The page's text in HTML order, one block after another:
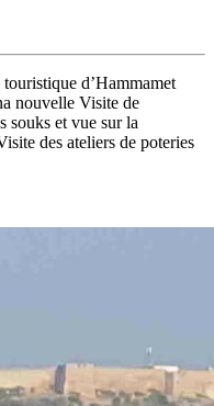
d’Hammamet
nouvelle Visite de
souks et vue sur la
des ateliers de poteries